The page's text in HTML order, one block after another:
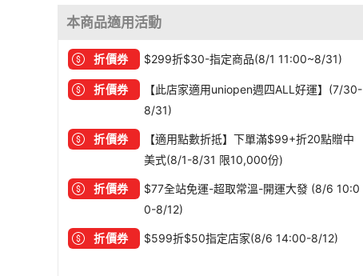
本商品適用活動
折價券 $299折$30-指定商品(8/1 11:00~8/31)
折價券
【此店家適用uniopen週四ALL好運】(7/30-
8/31)
折價券
【適用點數折抵】下單滿$99+折20點贈中
美式(8/1-8/31 限10,000份)
折價券
$77全站免運-超取常溫-開運大發 (8/6 10:0
0-8/12)
折價券 $599折$50指定店家(8/6 14:00-8/12)